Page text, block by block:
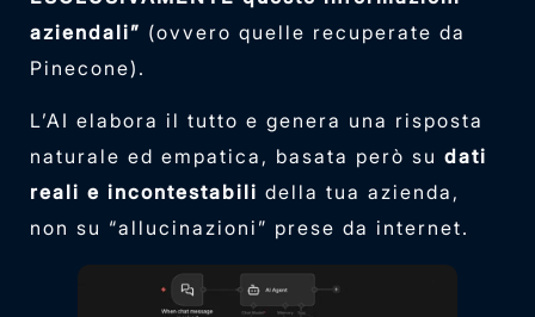
aziendali” (ovvero quelle recuperate da
Pinecone).
L’AI elabora il tutto e genera una risposta
naturale ed empatica, basata però su dati
reali e incontestabili della tua azienda,
non su “allucinazioni” prese da internet.